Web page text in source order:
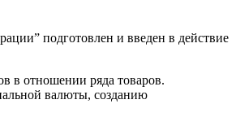
подготовлен и введен в действие
в отношении ряда товаров.
валюты, созданию